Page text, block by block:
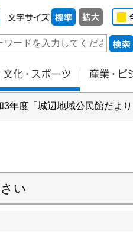
3年度「城辺地域公民館だよ
い